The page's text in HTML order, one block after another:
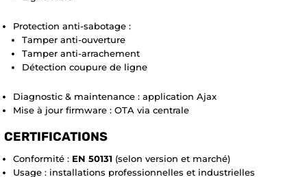
Protection anti-sabotage :
Tamper anti-ouverture
Tamper anti-arrachement
Détection coupure de ligne
Diagnostic & maintenance : application Ajax
Mise à jour firmware : OTA via centrale
CERTIFICATIONS
Conformité : EN 50131 (selon version et marché)
Usage : installations professionnelles et industrielles